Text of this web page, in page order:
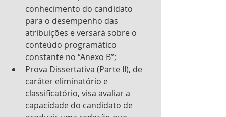
conhecimento do candidato
para o desempenho das
atribuições e versará sobre o
conteúdo programático
constante no “Anexo B”;
Prova Dissertativa (Parte II), de
caráter eliminatório e
classificatório, visa avaliar a
capacidade do candidato de